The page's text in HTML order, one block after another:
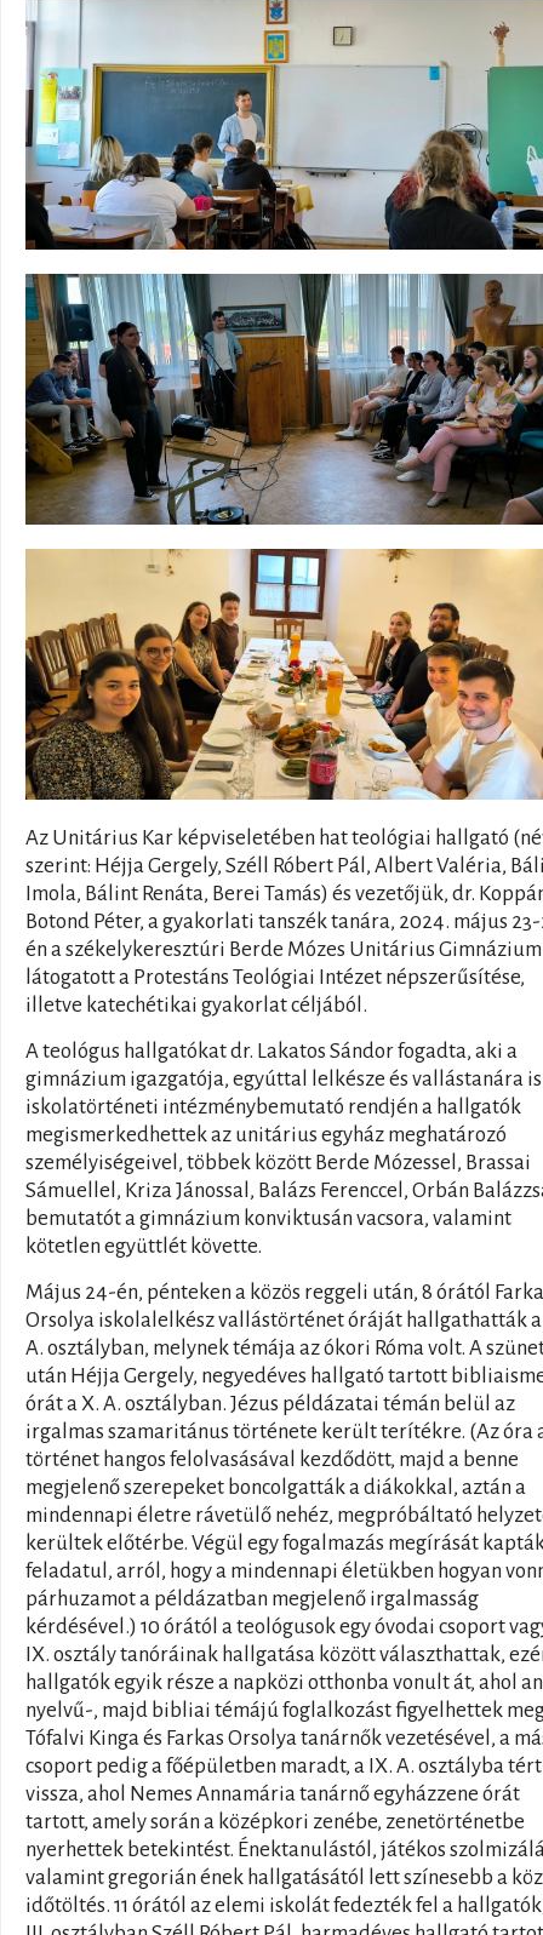
Az Unitárius Kar képviseletében hat teológiai hallgató
szerint: Héjja Gergely, Széll Róbert Pál, Albert Valéria,
Imola, Bálint Renáta, Berei Tamás) és vezetőjük, dr.
Botond Péter, a gyakorlati tanszék tanára, 2024. május
én a székelykeresztúri Berde Mózes Unitárius
látogatott a Protestáns Teológiai Intézet népszerűsítése,
illetve katechétikai gyakorlat céljából.
A teológus hallgatókat dr. Lakatos Sándor fogadta, aki a
gimnázium igazgatója, egyúttal lelkésze és vallástanára
iskolatörténeti intézménybemutató rendjén a hallgatók
megismerkedhettek az unitárius egyház meghatározó
személyiségeivel, többek között Berde Mózessel, Brassai
Sámuellel, Kriza Jánossal, Balázs Ferenccel, Orbán
bemutatót a gimnázium konviktusán vacsora, valamint
kötetlen együttlét követte.
Május 24-én, pénteken a közös reggeli után, 8 órától
Orsolya iskolalelkész vallástörténet óráját hallgathatták
A. osztályban, melynek témája az ókori Róma volt. A
után Héjja Gergely, negyedéves hallgató tartott
órát a X. A. osztályban. Jézus példázatai témán belül az
irgalmas szamaritánus története került terítékre. (Az óra
történet hangos felolvasásával kezdődött, majd a benne
megjelenő szerepeket boncolgatták a diákokkal, aztán a
mindennapi életre rávetülő nehéz, megpróbáltató
kerültek előtérbe. Végül egy fogalmazás megírását
feladatul, arról, hogy a mindennapi életükben hogyan
párhuzamot a példázatban megjelenő irgalmasság
kérdésével.) 10 órától a teológusok egy óvodai csoport
IX. osztály tanóráinak hallgatása között választhattak,
hallgatók egyik része a napközi otthonba vonult át, ahol
nyelvű-, majd bibliai témájú foglalkozást figyelhettek
Tófalvi Kinga és Farkas Orsolya tanárnők vezetésével, a
csoport pedig a főépületben maradt, a IX. A. osztályba tért
vissza, ahol Nemes Annamária tanárnő egyházzene órát
tartott, amely során a középkori zenébe, zenetörténetbe
nyerhettek betekintést. Énektanulástól, játékos
valamint gregorián ének hallgatásától lett színesebb a
időtöltés. 11 órától az elemi iskolát fedezték fel a